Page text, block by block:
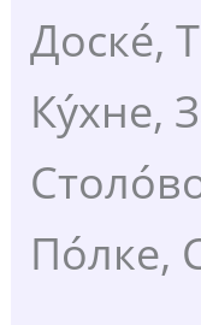
Доске́,
Ку́хне,
По́лке,